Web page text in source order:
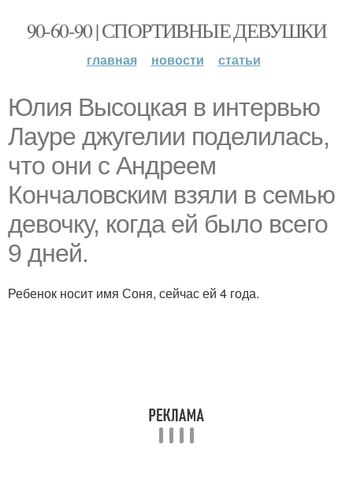
90-60-90 | СПОРТИВНЫЕ ДЕВУШКИ
главная новости статьи
Юлия Высоцкая в интервью
Лауре джугелии поделилась,
что они с Андреем
Кончаловским взяли в семью
девочку, когда ей было всего
9 дней.
Ребенок носит имя Соня, сейчас ей 4 года.